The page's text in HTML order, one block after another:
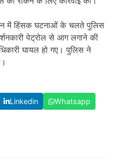
में हिंसक घटनाओं के चलते पुलिस
पेट्रोल से आग लगाने की
घायल हो गए। पुलिस ने
Linkedin
Whatsapp